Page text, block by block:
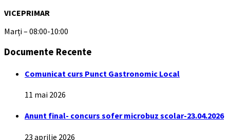
VICEPRIMAR
Marți – 08:00-10:00
Documente Recente
Comunicat curs Punct Gastronomic Local
11 mai 2026
Anunt final- concurs sofer microbuz scolar-23.04.2026
23 aprilie 2026